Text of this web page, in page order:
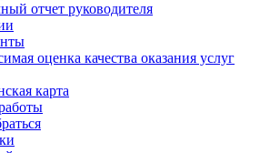
отчет руководителя
оценка качества оказания услуг
карта